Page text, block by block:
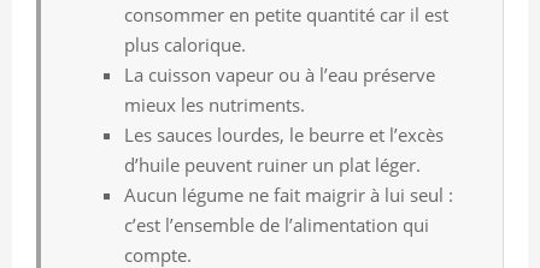
consommer en petite quantité car il est
plus calorique.
La cuisson vapeur ou à l’eau préserve
mieux les nutriments.
Les sauces lourdes, le beurre et l’excès
d’huile peuvent ruiner un plat léger.
Aucun légume ne fait maigrir à lui seul :
c’est l’ensemble de l’alimentation qui
compte.